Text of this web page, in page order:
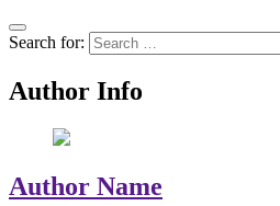
Search for:
Author Info
Author Name